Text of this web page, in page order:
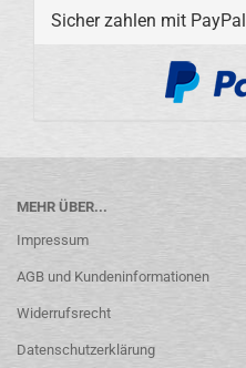
Sicher zahlen mit PayPal
MEHR ÜBER...
Impressum
AGB und Kundeninformationen
Widerrufsrecht
Datenschutzerklärung